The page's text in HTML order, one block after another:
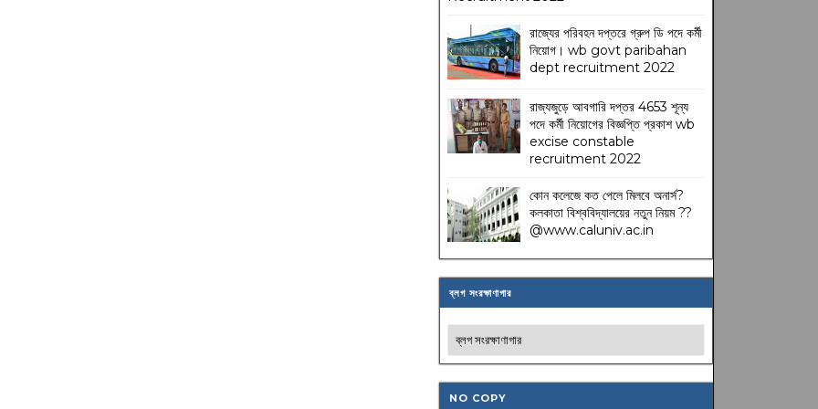
রাজ্যের পরিবহন দপ্তরে গ্রুপ ডি পদে কর্মী
নিয়োগ। wb govt paribahan
dept recruitment 2022
রাজ্যজুড়ে আবগারি দপ্তর 4653 শূন্য
পদে কর্মী নিয়োগের বিজ্ঞপ্তি প্রকাশ wb
excise constable
recruitment 2022
কোন কলেজে কত পেলে মিলবে অনার্স?
কলকাতা বিশ্ববিদ্যালয়ের নতুন নিয়ম??
@www.caluniv.ac.in
ব্লগ সংরক্ষাণাগার
NO COPY